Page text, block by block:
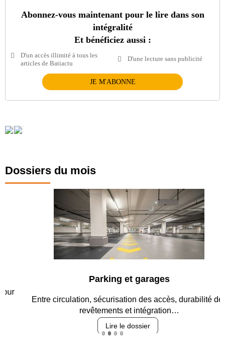
Abonnez-vous maintenant pour le lire dans son
intégralité
Et bénéficiez aussi :
D'un accès illimité à tous les
articles de Batiactu
D'une lecture sans publicité
JE M'ABONNE
Dossiers du mois
Parking et garages
Entre circulation, sécurisation des accès, durabilité des
revêtements et intégration…
Lire le dossier